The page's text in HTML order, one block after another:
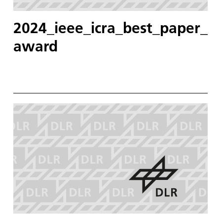
2024_ieee_icra_best_paper_
award